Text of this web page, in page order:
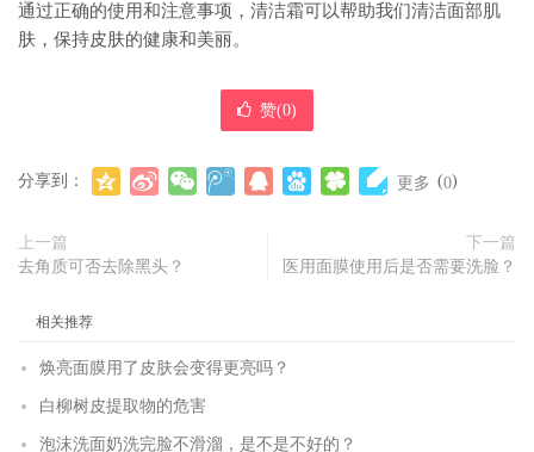
通过正确的使用和注意事项，清洁霜可以帮助我们清洁面部肌
肤，保持皮肤的健康和美丽。
赞(0)
分享到： 更多 (0)
上一篇
去角质可否去除黑头？
下一篇
医用面膜使用后是否需要洗脸？
相关推荐
焕亮面膜用了皮肤会变得更亮吗？
白柳树皮提取物的危害
泡沫洗面奶洗完脸不滑溜，是不是不好的？